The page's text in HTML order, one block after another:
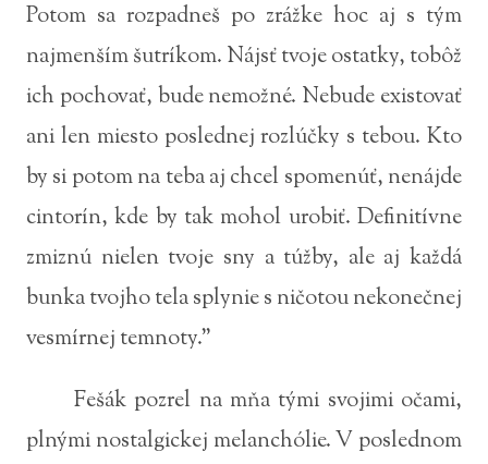
Potom sa rozpadneš po zrážke hoc aj s tým
najmenším šutríkom. Nájsť tvoje ostatky, tobôž
ich pochovať, bude nemožné. Nebude existovať
ani len miesto poslednej rozlúčky s tebou. Kto
by si potom na teba aj chcel spomenúť, nenájde
cintorín, kde by tak mohol urobiť. Definitívne
zmiznú nielen tvoje sny a túžby, ale aj každá
bunka tvojho tela splynie s ničotou nekonečnej
vesmírnej temnoty."
Fešák pozrel na mňa tými svojimi očami,
plnými nostalgickej melanchólie. V poslednom